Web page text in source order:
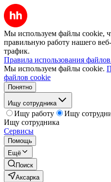
Мы используем файлы cookie,
правильную работу нашего
трафик.
Правила использования
Мы используем файлы cookie.
файлов cookie
Понятно
Ищу сотрудника
Ищу работу
Ищу
Ищу сотрудника
Сервисы
Помощь
Ещё
Поиск
Аксарка